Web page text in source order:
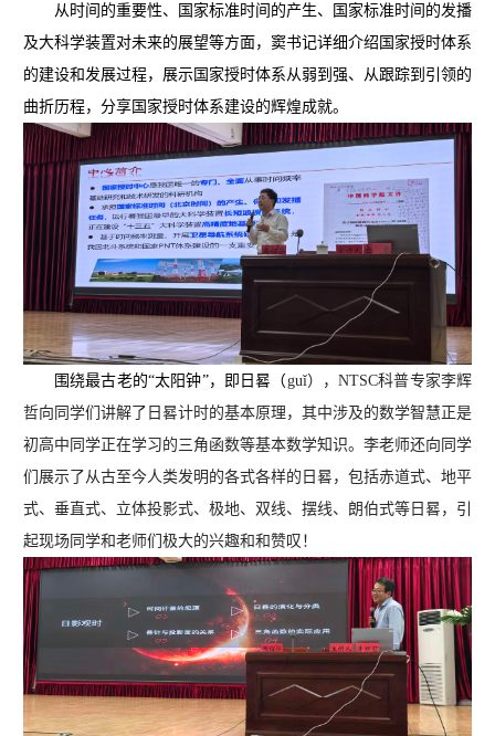
从时间的重要性、国家标准时间的产生、国家标准时间的发播
及大科学装置对未来的展望等方面，窦书记详细介绍国家授时体系
的建设和发展过程，展示国家授时体系从弱到强、从跟踪到引领的
曲折历程，分享国家授时体系建设的辉煌成就。
围绕最古老的“太阳钟”，即日晷（guǐ），NTSC科普专家李辉
哲向同学们讲解了日晷计时的基本原理，其中涉及的数学智慧正是
初高中同学正在学习的三角函数等基本数学知识。李老师还向同学
们展示了从古至今人类发明的各式各样的日晷，包括赤道式、地平
式、垂直式、立体投影式、极地、双线、摆线、朗伯式等日晷，引
起现场同学和老师们极大的兴趣和和赞叹！